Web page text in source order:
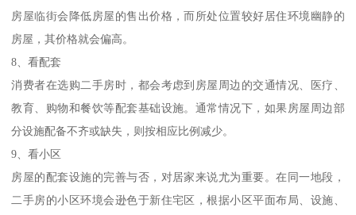
房屋临街会降低房屋的售出价格，而所处位置较好居住环境幽静的
房屋，其价格就会偏高。
8、看配套
消费者在选购二手房时，都会考虑到房屋周边的交通情况、医疗、
教育、购物和餐饮等配套基础设施。通常情况下，如果房屋周边部
分设施配备不齐或缺失，则按相应比例减少。
9、看小区
房屋的配套设施的完善与否，对居家来说尤为重要。在同一地段，
二手房的小区环境会逊色于新住宅区，根据小区平面布局、设施、